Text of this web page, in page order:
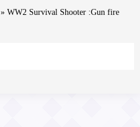
» WW2 Survival Shooter :Gun fire